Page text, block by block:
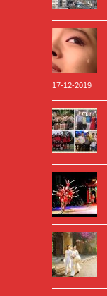
17-12-2019